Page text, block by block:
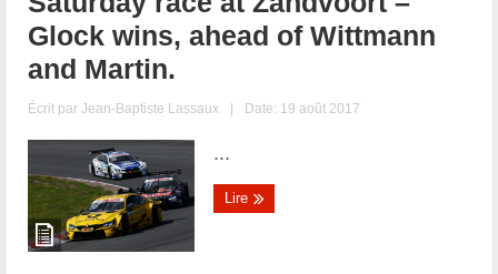
Glock wins, ahead of Wittmann
and Martin.
Écrit parJean-Baptiste Lassaux | Date: 19 août 2017
...
Lire